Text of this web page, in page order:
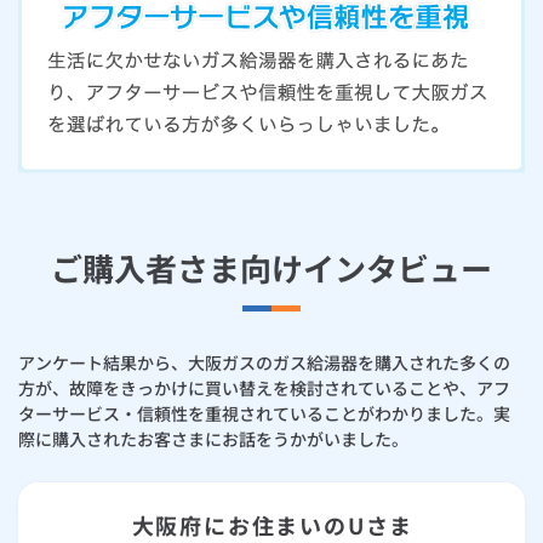
ご購入者さま向けインタビュー
アンケート結果から、大阪ガスのガス給湯器を購入された多くの
方が、故障をきっかけに買い替えを検討されていることや、アフ
ターサービス・信頼性を重視されていることがわかりました。実
際に購入されたお客さまにお話をうかがいました。
大阪府にお住まいのUさま